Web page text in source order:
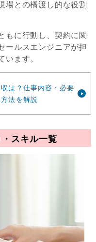
場との橋渡し的な役割
もに行動し、契約に関
ールスエンジニアが担
います。
は？仕事内容・必要
法を解説
スキル一覧